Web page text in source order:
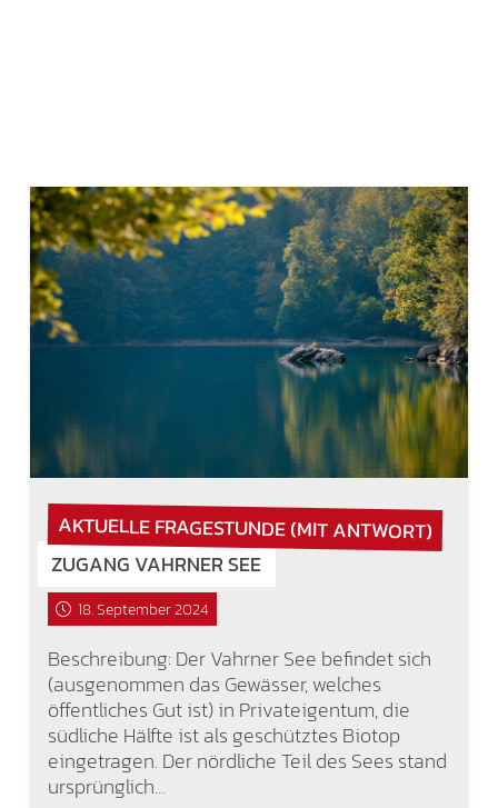
AKTUELLE FRAGESTUNDE (MIT ANTWORT)
ZUGANG VAHRNER SEE
18. September 2024
Beschreibung: Der Vahrner See befindet sich
(ausgenommen das Gewässer, welches
öffentliches Gut ist) in Privateigentum, die
südliche Hälfte ist als geschütztes Biotop
eingetragen. Der nördliche Teil des Sees stand
ursprünglich…